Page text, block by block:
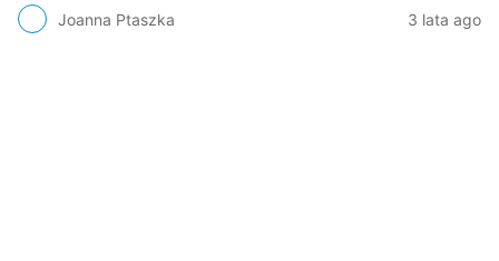
Joanna Ptaszka 3 lata ago